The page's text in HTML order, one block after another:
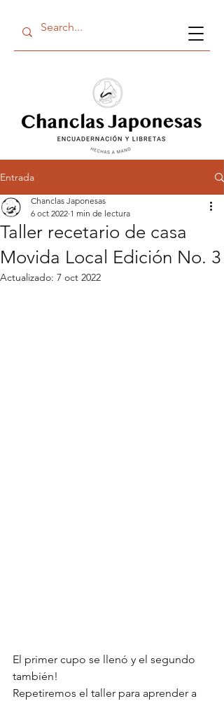
Entrada
Taller recetario de casa
Movida Local Edición No. 3
Chanclas Japonesas
6 oct 2022 1 min de lectura
Actualizado: 7 oct 2022
El primer cupo se llenó y el segundo
también!
Repetiremos el taller para aprender a